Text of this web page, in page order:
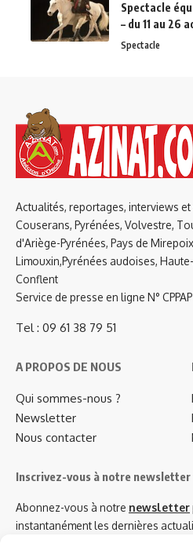
Spectacle
– du 11 au 26
Spectacle
Actualités, reportages, interviews
Couserans, Pyrénées, Volvestre,
d'Ariège-Pyrénées, Pays de
Limouxin,Pyrénées audoises,
Conflent
Service de presse en ligne N°
Tel : 09 61 38 79 51
A PROPOS DE NOUS
Qui sommes-nous ?
Newsletter
Nous contacter
Inscrivez-vous à notre newsletter
Abonnez-vous à notre newsletter
instantanément les dernières